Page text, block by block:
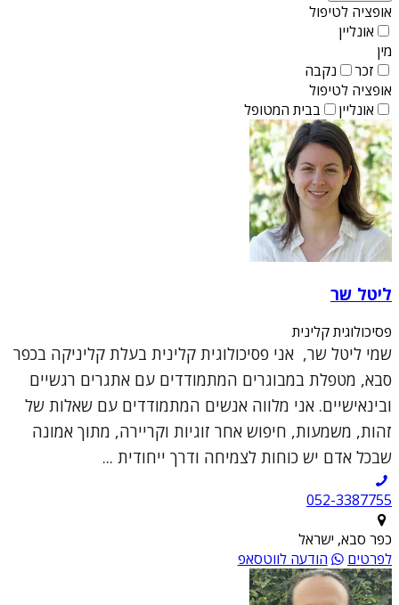
אופציה לטיפול
אונליין
מין
זכר
נקבה
אופציה לטיפול
אונליין
בבית המטופל
ליטל שר
פסיכולוגית קלינית
שמי ליטל שר, אני פסיכולוגית קלינית בעלת קליניקה בכפר
סבא, מטפלת במבוגרים המתמודדים עם אתגרים רגשיים
ובינאישיים. אני מלווה אנשים המתמודדים עם שאלות של
זהות, משמעות, חיפוש אחר זוגיות וקריירה, מתוך אמונה
שבכל אדם יש כוחות לצמיחה ודרך ייחודית ...
052-3387755
כפר סבא, ישראל
לפרטים
הודעה לווטסאפ